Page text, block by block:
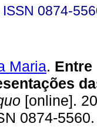
ISSN 0874-
Maria. Entre
[online].
0874-5560.